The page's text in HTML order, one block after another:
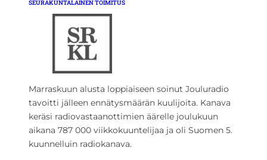
SEURAKUNTALAINEN TOIMITUS
Marraskuun alusta loppiaiseen soinut Jouluradio
tavoitti jälleen ennätysmäärän kuulijoita. Kanava
keräsi radiovastaanottimien äärelle joulukuun
aikana 787 000 viikkokuuntelijaa ja oli Suomen 5.
kuunnelluin radiokanava.